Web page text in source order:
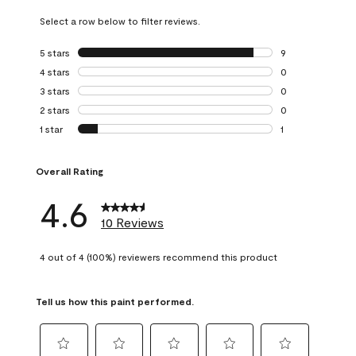
Select a row below to filter reviews.
5 stars stars
9
9 reviews with 5
4 stars stars
0
0 reviews with 4
3 stars stars
0
0 reviews with 3
2 stars stars
0
0 reviews with 2
1 star stars
1
Overall Rating
4.6 10 Reviews
4 out of 4 (100%) reviewers recommend this product
Tell us how this paint performed.